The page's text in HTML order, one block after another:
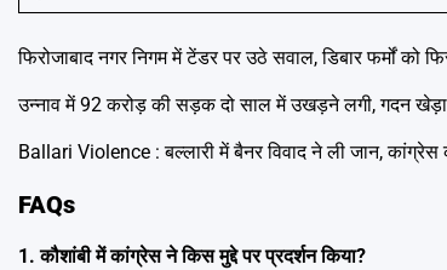
फिरोजाबाद नगर निगम में टेंडर पर उठे सवाल, डिबार फर्मों को
उन्नाव में 92 करोड़ की सड़क दो साल में उखड़ने लगी, गदन
Ballari Violence : बल्लारी में बैनर विवाद ने ली जान, कांग्रेस
FAQs
1. कौशांबी में कांग्रेस ने किस मुद्दे पर प्रदर्शन किया?